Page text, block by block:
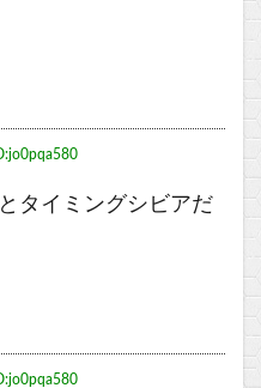
タイミングシビアだ